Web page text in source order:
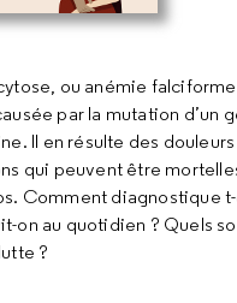
ou anémie
par la mutation d’un
Il en résulte des
qui peuvent être
Comment diagnostique
on au quotidien ? Quels
?